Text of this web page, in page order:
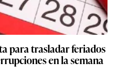
para trasladar feriados
en la semana